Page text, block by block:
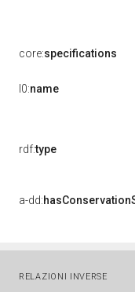
core:specifications
l0:name
rdf:type
a-dd:
RELAZIONI INVERSE